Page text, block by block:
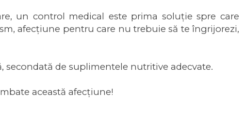
un control medical este prima soluție spre care
afecțiune pentru care nu trebuie să te îngrijorezi,
secondată de suplimentele nutritive adecvate.
această afecțiune!